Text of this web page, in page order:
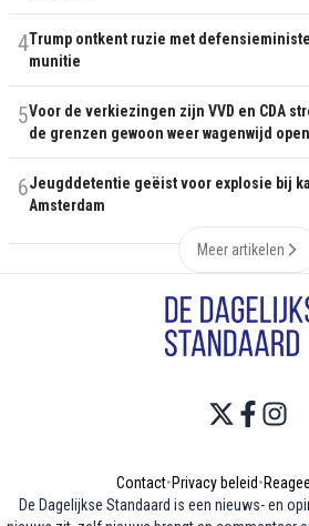
4Trump ontkent ruzie met
munitie
5Voor de verkiezingen zijn VVD en CDA
de grenzen gewoon weer wagenwijd open
6Jeugddetentie geëist voor explosie bij
Amsterdam
Meer artikelen
Contact•Privacy beleid•
De Dagelijkse Standaard is een nieuws- en